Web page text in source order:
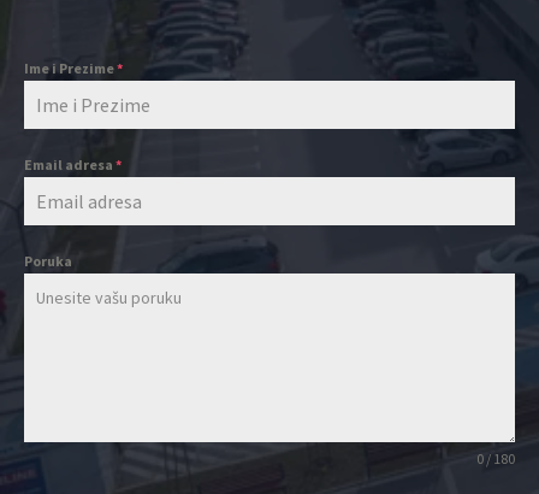
Ime i Prezime*
Email adresa *
Poruka
0 / 180